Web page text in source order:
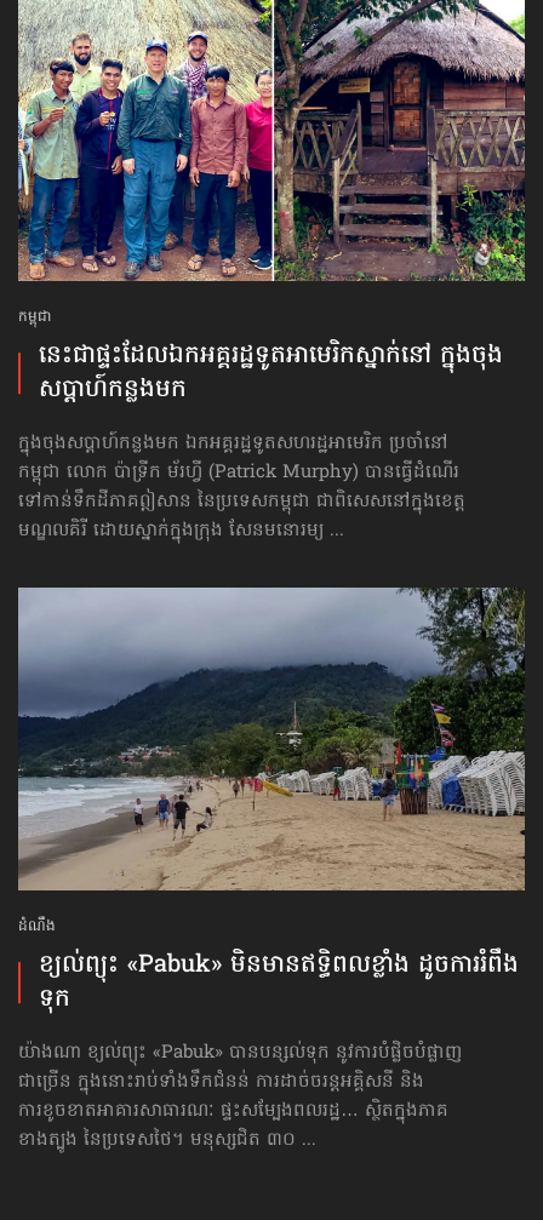
កម្ពុជា
នេះជា​ផ្ទះ​ដែល​ឯកអគ្គរដ្ឋទូត​អាមេរិក​ស្នាក់នៅ ក្នុង​ចុង​
សប្ដាហ៍​កន្លង​មក
ក្នុង​ចុង​សប្ដាហ៍​កន្លង​មក ឯកអគ្គរដ្ឋទូតសហរដ្ឋអាមេរិក ប្រចាំនៅ
កម្ពុជា លោក ប៉ាទ្រីក ម័រហ្វី (Patrick Murphy) បានធ្វើដំណើរ​
ទៅកាន់​ទឹកដីភាគឦសាន នៃប្រទេស​កម្ពុជា ជាពិសេសនៅក្នុងខេត្ត​
មណ្ឌលគិរី ដោយស្នាក់ក្នុង​ក្រុង សែនមនោរម្យ ...
ដំណឹង
ខ្យល់ព្យុះ «Pabuk» មិនមាន​ឥទ្ធិពល​ខ្លាំង ដូច​ការរំពឹង​
ទុក
យ៉ាងណា ខ្យល់ព្យុះ «Pabuk» បានបន្សល់ទុក នូវការបំផ្លិចបំផ្លាញ
ជាច្រើន ក្នុងនោះរាប់ទាំងទឹកជំនន់ ការដាច់ចរន្តអគ្គិសនី និង
ការខូចខាត​អាគារសាធារណៈ ផ្ទះសម្បែងពលរដ្ឋ… ស្ថិតក្នុងភាគ
ខាងត្បូង នៃប្រទេសថៃ។ មនុស្សជិត ៣០ ...